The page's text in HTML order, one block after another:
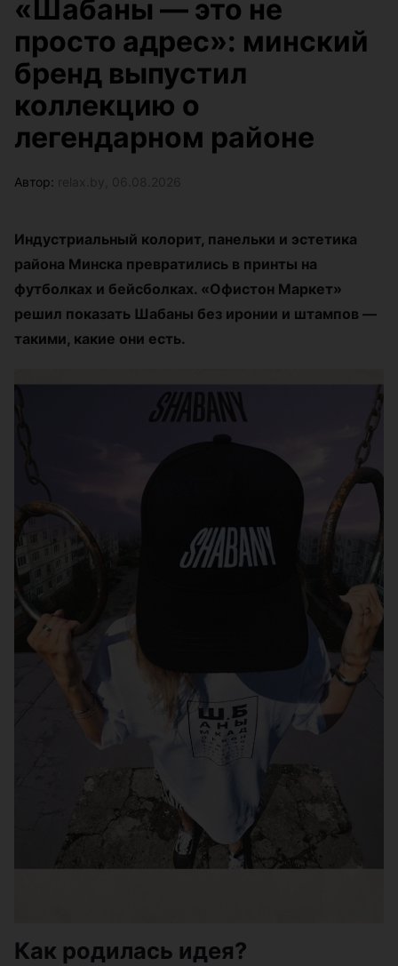
«Шабаны — это не
просто адрес»: минский
бренд выпустил
коллекцию о
легендарном районе
Автор:
Индустриальный колорит, панельки и эстетика
района Минска превратились в принты на
футболках и бейсболках. «Офистон Маркет»
решил показать Шабаны без иронии и штампов —
такими, какие они есть.
Как родилась идея?